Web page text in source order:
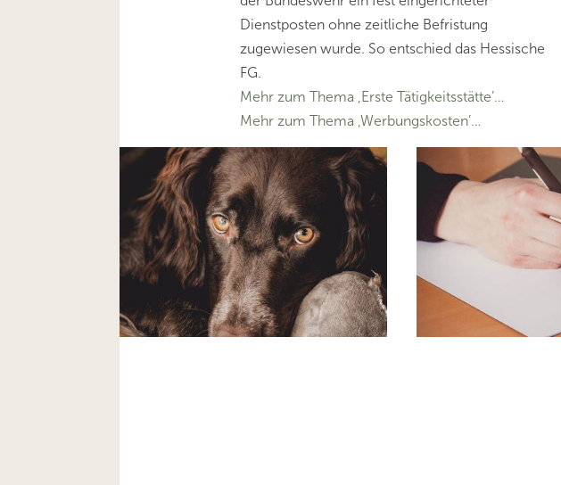
Dienstposten ohne zeitliche Befristung
zugewiesen wurde. So entschied das Hessische
FG.
Mehr zum Thema ‚Erste Tätigkeitsstätte’…
Mehr zum Thema ‚Werbungskosten’…